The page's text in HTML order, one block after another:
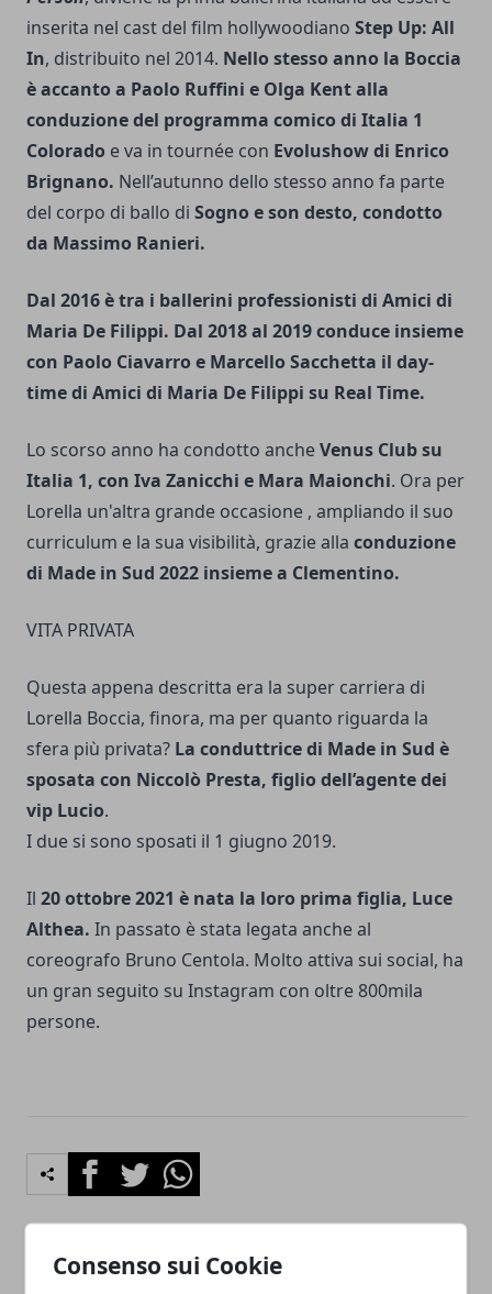
Consenso sui Cookie
inserita nel cast del film hollywoodiano Step Up: All
In, distribuito nel 2014. Nello stesso anno la Boccia
è accanto a Paolo Ruffini e Olga Kent alla
conduzione del programma comico di Italia 1
Colorado e va in tournée con Evolushow di Enrico
Brignano. Nell’autunno dello stesso anno fa parte
del corpo di ballo di Sogno e son desto, condotto
da Massimo Ranieri.
Dal 2016 è tra i ballerini professionisti di Amici di
Maria De Filippi. Dal 2018 al 2019 conduce insieme
con Paolo Ciavarro e Marcello Sacchetta il day-
time di Amici di Maria De Filippi su Real Time.
Lo scorso anno ha condotto ancheVenus Club su
Italia 1, con Iva Zanicchi e Mara Maionchi. Ora per
Lorella un'altra grande occasione , ampliando il suo
curriculum e la sua visibilità, grazie alla conduzione
di Made in Sud 2022 insieme a Clementino.
VITA PRIVATA
Questa appena descritta era la super carriera di
Lorella Boccia, finora, ma per quanto riguarda la
sfera più privata? La conduttrice di Made in Sud è
sposata con Niccolò Presta, figlio dell’agente dei
vip Lucio.
I due si sono sposati il 1 giugno 2019.
Il 20 ottobre 2021 è nata la loro prima figlia, Luce
Althea. In passato è stata legata anche al
coreografo Bruno Centola. Molto attiva sui social, ha
un gran seguito su Instagram con oltre 800mila
persone.
FacebookTwitterWhatsapp